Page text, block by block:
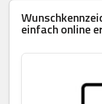
einfach online